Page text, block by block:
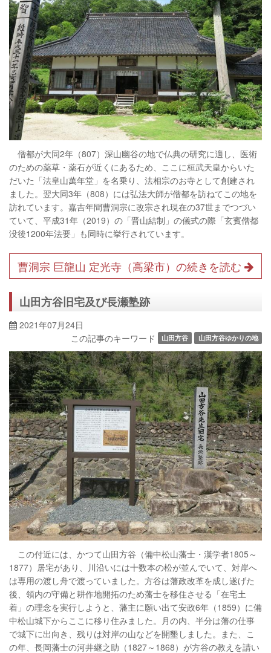
僧都が大同2年（807）深山幽谷の地で仏典の研究に適し、医術
のための薬草・薬石が近くにあるため、ここに桓武天皇からいた
だいた「法皇山萬年堂」を名乗り、法相宗のお寺として創建され
ました。翌大同3年（808）には弘法大師が僧都を訪ねてこの地を
訪れています。嘉吉年間曹洞宗に改宗され現在の37世までつづい
ていて、平成31年（2019）の「晋山結制」の儀式の際「玄賓僧都
没後1200年法要」も同時に挙行されています。
曹洞宗 巨龍山 定光寺（高梁市）の続きを読む
山田方谷旧宅及び長瀬塾跡
2021年07月24日
この記事のキーワード
山田方谷 山田方谷ゆかりの地
この付近には、かつて山田方谷（備中松山藩士・漢学者1805～
1877）居宅があり、川沿いには十数本の松が並んでいて、対岸へ
は専用の渡し舟で渡っていました。方谷は藩政改革を成し遂げた
後、領内の守備と耕作地開拓のため藩士を移住させる「在宅土
着」の理念を実行しようと、藩主に願い出て安政6年（1859）に備
中松山城下からここに移り住みました。月の内、半分は藩の仕事
で城下に出向き、残りは対岸の山などを開墾しました。また、こ
の年、長岡藩士の河井継之助（1827～1868）が方谷の教えを請い